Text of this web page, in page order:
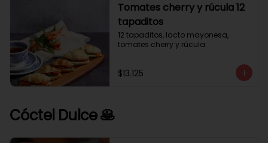
Tomates cherry y rúcula 12
tapaditos
12 tapaditos, lacto mayonesa,
tomates cherry y rúcula.
$13.125
Cóctel Dulce 🥞